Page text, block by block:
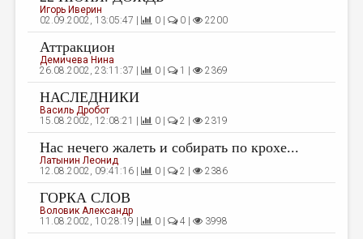
Игорь Иверин
02.09.2002, 13:05:47 |
0 | 0 | 2200
Аттракцион
Демичева Нина
26.08.2002, 23:11:37 |
0 | 1 | 2369
НАСЛЕДНИКИ
Василь Дробот
15.08.2002, 12:08:21 |
0 | 2 | 2319
Нас нечего жалеть и собирать по крохе...
Латынин Леонид
12.08.2002, 09:41:16 |
0 | 2 | 2386
ГОРКА СЛОВ
Воловик Александр
11.08.2002, 10:28:19 |
0 | 4 | 3998